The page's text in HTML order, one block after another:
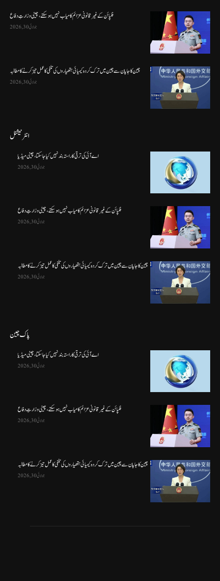
فلپائن کے غیر قانونی عزائم کامیاب نہیں ہو سکتے ، چینی وزارتِ دفاع
جولائی 30, 2026
چین کا جاپان سے چین میں ترک کردہ کیمیائی ہتھیاروں کی تلفی کا عمل تیز کرنے کا مطالبہ
جولائی 30, 2026
انٹرنیشنل
اے آئی کی ترقی کا راستہ بند نہیں کیا جا سکتا، چینی میڈیا
جولائی 30, 2026
فلپائن کے غیر قانونی عزائم کامیاب نہیں ہو سکتے ، چینی وزارتِ دفاع
جولائی 30, 2026
چین کا جاپان سے چین میں ترک کردہ کیمیائی ہتھیاروں کی تلفی کا عمل تیز کرنے کا مطالبہ
جولائی 30, 2026
پاک چین
اے آئی کی ترقی کا راستہ بند نہیں کیا جا سکتا، چینی میڈیا
جولائی 30, 2026
فلپائن کے غیر قانونی عزائم کامیاب نہیں ہو سکتے ، چینی وزارتِ دفاع
جولائی 30, 2026
چین کا جاپان سے چین میں ترک کردہ کیمیائی ہتھیاروں کی تلفی کا عمل تیز کرنے کا مطالبہ
جولائی 30, 2026